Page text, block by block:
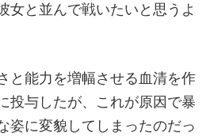
女と並んで戦いたいと思うよ
と能力を増幅させる血清を作
投与したが、これが原因で暴
姿に変貌してしまったのだっ